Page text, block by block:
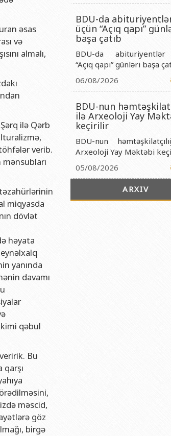
İnstitutu Publik Hüquqi Şəxsi
İnstitutu Publik Hüquqi Şəxsi
İnstitutu Publik Hüquqi Şəxsi
Biologiya İnstitutu Publik Hüquqi Şəxsi
əsas
və
almalı,
ilə Qərb
verib.
miqyasda
dövlət
həyata
yanında
davamı
qəbul
Bu
məscid,
göz
birgə
BDU-da
üçün “Açıq qapı”
başa çatıb
BDU-da abituriyentlər
“Açıq qapı” günləri başa
06/08/2026
BDU-nun
ilə Arxeoloji Yay
keçirilir
BDU-nun
Arxeoloji Yay Məktəbi
05/08/2026
ARXIV